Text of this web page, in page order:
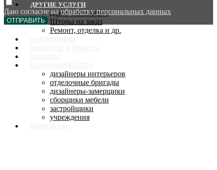
ДРУГИЕ УСЛУГИ
Декор интерьеров
Шторы на заказ
Ремонт, отделка и др.
дизайнеры интерьеров
отделочные бригады
дизайнеры-замерщики
сборщики мебели
застройщики
учреждения
Даю согласие наобработку персональных данных
ОТПРАВИТЬ